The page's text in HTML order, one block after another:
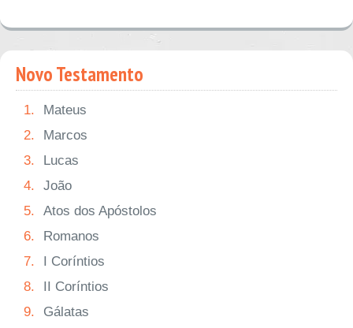
Novo Testamento
1.
Mateus
2.
Marcos
3.
Lucas
4.
João
5.
Atos dos Apóstolos
6.
Romanos
7.
I Coríntios
8.
II Coríntios
9.
Gálatas